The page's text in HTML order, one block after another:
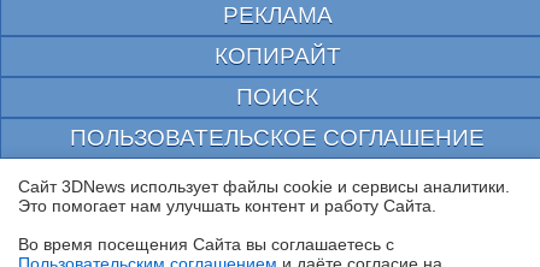
РЕКЛАМА
КОПИРАЙТ
ПОИСК
ПОЛЬЗОВАТЕЛЬСКОЕ СОГЛАШЕНИЕ
ЗАЩИЩЕНО CURATOR
© 1997—2026 Электронное периодическое издание "3ДНьюс" | Свидетельство о
выдано Федеральной Службой по надзору за соблюдением законодательства в сфере
Сайт 3DNews использует файлы cookie и сервисы аналитики.
Это помогает нам улучшать контент и работу Cайта.
Во время посещения Cайта вы соглашаетесь с